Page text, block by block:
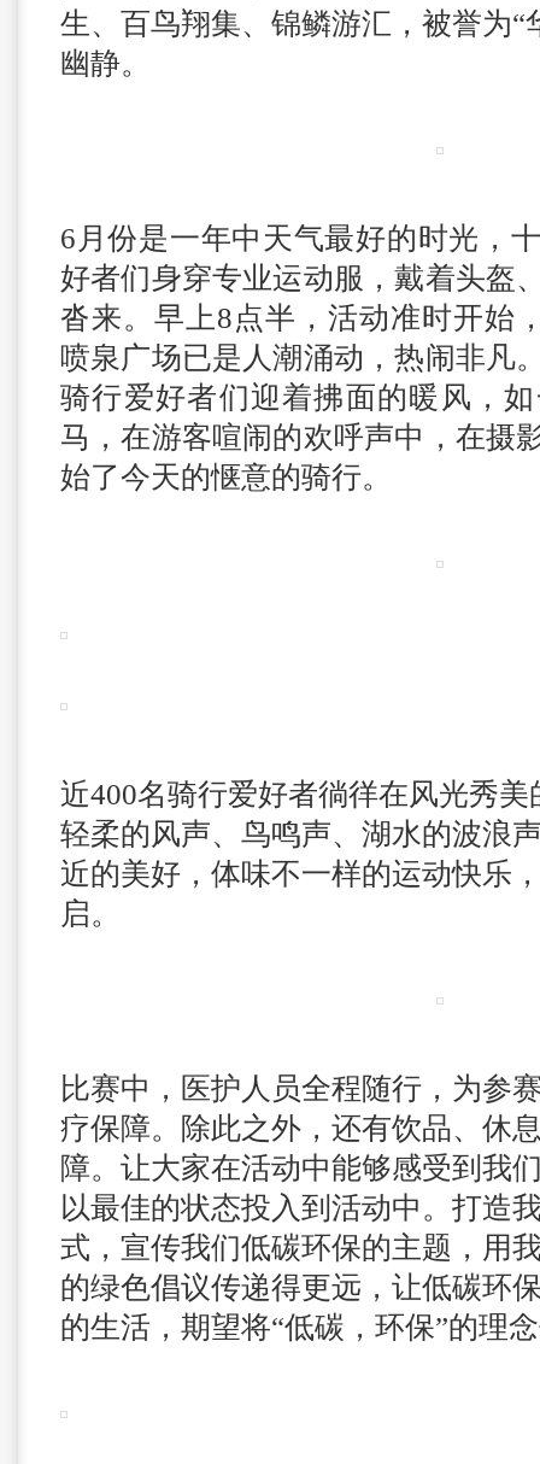
生、百鸟翔集、锦鳞游汇，被誉为“
幽静。
6月份是一年中天气最好的时光，
好者们身穿专业运动服，戴着头盔
沓来。早上8点半，活动准时开始
喷泉广场已是人潮涌动，热闹非凡
骑行爱好者们迎着拂面的暖风，
马，在游客喧闹的欢呼声中，在摄
始了今天的惬意的骑行。
近400名骑行爱好者徜徉在风光秀
轻柔的风声、鸟鸣声、湖水的波浪
近的美好，体味不一样的运动快乐
启。
比赛中，医护人员全程随行，为参
疗保障。除此之外，还有饮品、休
障。让大家在活动中能够感受到我
以最佳的状态投入到活动中。打造
式，宣传我们低碳环保的主题，用
的绿色倡议传递得更远，让低碳环
的生活，期望将“低碳，环保”的理